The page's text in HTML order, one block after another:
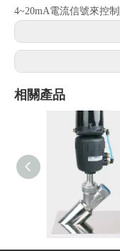
4~20mA電流信號來控
相關產品
智能閥門定